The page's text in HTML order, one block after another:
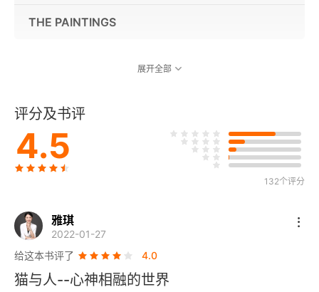
THE PAINTINGS
展开全部
评分及书评
4.5
132个评分
雅琪
2022-01-27
给这本书评了
4.0
猫与人--心神相融的世界